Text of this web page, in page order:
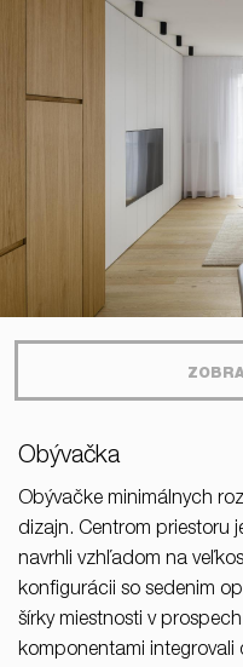
Obývačka
Obývačke minimálnych
dizajn. Centrom priestoru
navrhli vzhľadom na
konfigurácii so sedenim
šírky miestnosti v
komponentami integrovali